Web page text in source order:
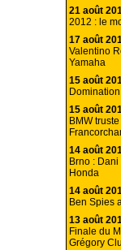
21 août
2012 : le
17 août
Valentino
Yamaha
15 août
15 août
BMW
14 août
Brno :
Honda
14 août
Ben Spies
13 août
Finale du
Grégory